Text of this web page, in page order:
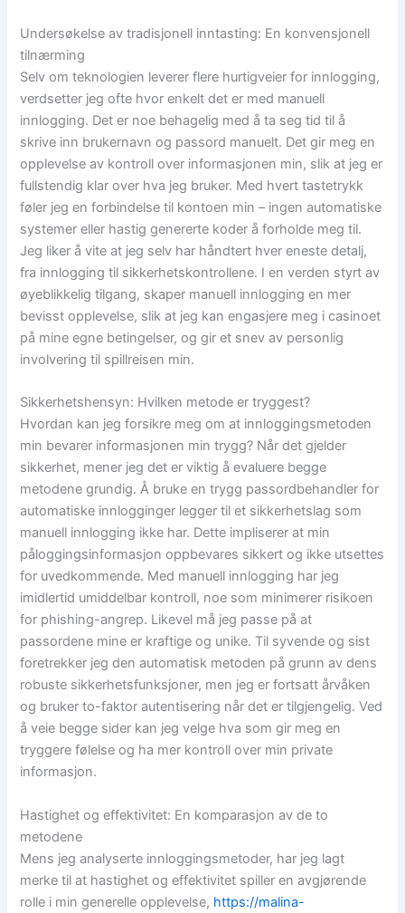
Undersøkelse av tradisjonell inntasting: En konvensjonell
tilnærming
Selv om teknologien leverer flere hurtigveier for innlogging,
verdsetter jeg ofte hvor enkelt det er med manuell
innlogging. Det er noe behagelig med å ta seg tid til å
skrive inn brukernavn og passord manuelt. Det gir meg en
opplevelse av kontroll over informasjonen min, slik at jeg er
fullstendig klar over hva jeg bruker. Med hvert tastetrykk
føler jeg en forbindelse til kontoen min – ingen automatiske
systemer eller hastig genererte koder å forholde meg til.
Jeg liker å vite at jeg selv har håndtert hver eneste detalj,
fra innlogging til sikkerhetskontrollene. I en verden styrt av
øyeblikkelig tilgang, skaper manuell innlogging en mer
bevisst opplevelse, slik at jeg kan engasjere meg i casinoet
på mine egne betingelser, og gir et snev av personlig
involvering til spillreisen min.
Sikkerhetshensyn: Hvilken metode er tryggest?
Hvordan kan jeg forsikre meg om at innloggingsmetoden
min bevarer informasjonen min trygg? Når det gjelder
sikkerhet, mener jeg det er viktig å evaluere begge
metodene grundig. Å bruke en trygg passordbehandler for
automatiske innlogginger legger til et sikkerhetslag som
manuell innlogging ikke har. Dette impliserer at min
påloggingsinformasjon oppbevares sikkert og ikke utsettes
for uvedkommende. Med manuell innlogging har jeg
imidlertid umiddelbar kontroll, noe som minimerer risikoen
for phishing-angrep. Likevel må jeg passe på at
passordene mine er kraftige og unike. Til syvende og sist
foretrekker jeg den automatisk metoden på grunn av dens
robuste sikkerhetsfunksjoner, men jeg er fortsatt årvåken
og bruker to-faktor autentisering når det er tilgjengelig. Ved
å veie begge sider kan jeg velge hva som gir meg en
tryggere følelse og ha mer kontroll over min private
informasjon.
Hastighet og effektivitet: En komparasjon av de to
metodene
Mens jeg analyserte innloggingsmetoder, har jeg lagt
merke til at hastighet og effektivitet spiller en avgjørende
rolle i min generelle opplevelse, https://malina-